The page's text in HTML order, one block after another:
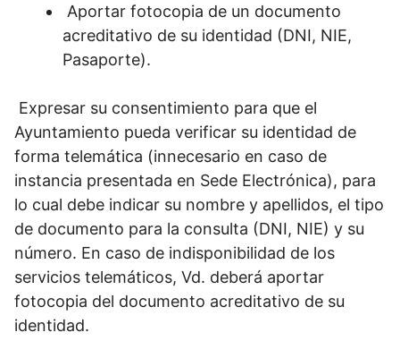
Aportar fotocopia de un documento
acreditativo de su identidad (DNI, NIE,
Pasaporte).
Expresar su consentimiento para que el
Ayuntamiento pueda verificar su identidad de
forma telemática (innecesario en caso de
instancia presentada en Sede Electrónica), para
lo cual debe indicar su nombre y apellidos, el tipo
de documento para la consulta (DNI, NIE) y su
número. En caso de indisponibilidad de los
servicios telemáticos, Vd. deberá aportar
fotocopia del documento acreditativo de su
identidad.